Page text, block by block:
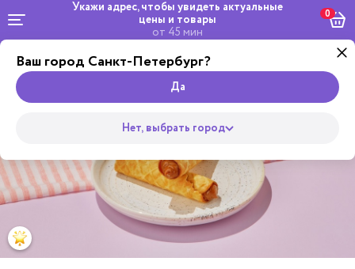
Укажи адрес, чтобы увидеть актуальные
цены и товары
от 45 мин
Ваш город Санкт-Петербург?
Да
Нет, выбрать город
0
Dosta
кейтеринг
Комбо и